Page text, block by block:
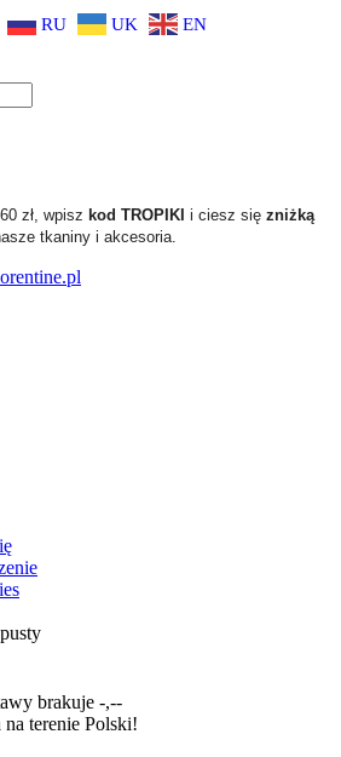
RU UK EN
zł, wpisz kod TROPIKI i ciesz się zniżką
tkaniny i akcesoria.
brakuje -,--
terenie Polski!